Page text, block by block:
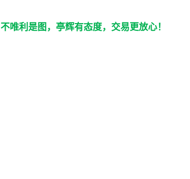
唯利是图，亭辉有态度，交易更放心！